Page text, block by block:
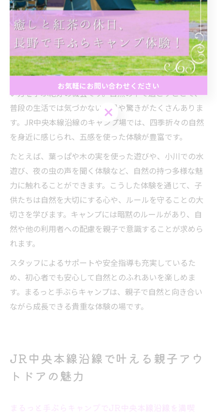
とができます。まるっと手ぶらキャンプは、親子で自然
と向き合いながら、学びと感動に満ちた時間を過ごせる
おすすめのアウトドアスタイルです。
まるっと手ぶらキャンプで学ぶ自然とのふれあい方
まるっと手ぶらキャンプは、子供たちが自然とのふれあ
い方を学ぶ絶好の機会です。自然の中で過ごすことで、
普段の生活では気づかない発見や驚きがたくさんありま
す。JR中央本線沿線のキャンプ場では、四季折々の自然
を身近に感じられ、五感を使った体験が豊富です。
たとえば、葉っぱや木の実を使った遊びや、小川での水
遊び、夜の虫の声を聞く体験など、自然の持つ多様な魅
力に触れることができます。こうした体験を通じて、子
供たちは自然を大切にする心や、ルールを守ることの大
切さを学びます。キャンプには暗黙のルールがあり、自
然や他の利用者への配慮を親子で意識することが求めら
れます。
スタッフによるサポートや安全指導も充実しているた
め、初心者でも安心して自然とのふれあいを楽しめま
す。まるっと手ぶらキャンプは、親子で自然と向き合い
ながら成長できる貴重な体験の場です。
JR中央本線沿線で叶える親子アウ
トドアの魅力
お気軽にお問い合わせください
お気軽にお問い合わせください